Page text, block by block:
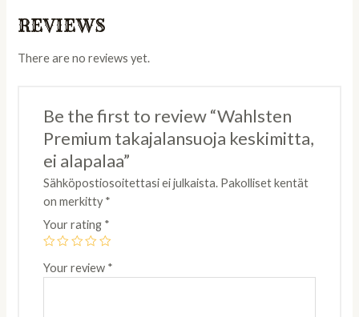
REVIEWS
There are no reviews yet.
Be the first to review “Wahlsten
Premium takajalansuoja keskimitta,
ei alapalaa”
Sähköpostiosoitettasi ei julkaista. Pakolliset kentät
on merkitty*
Your rating *
Your review *